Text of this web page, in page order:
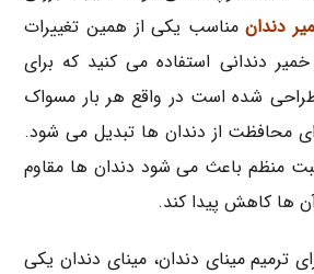
دندانمناسب یکی از همین تغییرات
دندانی استفاده می کنید که برای
شده است در واقع هر بار مسواک
محافظت از دندان ها تبدیل می شود.
منظم باعث می شود دندان ها مقاوم
ها کاهش پیدا کند.
ترمیم مینای دندان، مینای دندان یکی